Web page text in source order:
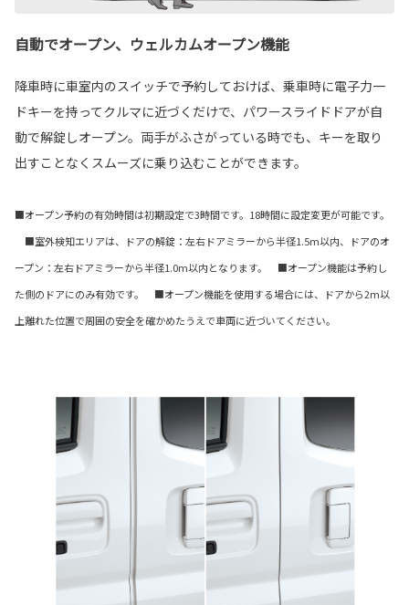
自動でオープン、ウェルカムオープン機能
降車時に車室内のスイッチで予約しておけば、乗車時に電子力一
ドキーを持ってクルマに近づくだけで、パワースライドドアが自
動で解錠しオープン。両手がふさがっている時でも、キーを取り
出すことなくスムーズに乗り込むことができます。
■オープン予約の有効時間は初期設定で3時間です。18時間に設定変更が可能です。
■室外検知エリアは、ドアの解錠：左右ドアミラーから半径1.5m以内、ドアのオ
ープン：左右ドアミラーから半径1.0m以内となります。 ■オープン機能は予約し
た側のドアにのみ有効です。 ■オープン機能を使用する場合には、ドアから2m以
上離れた位置で周囲の安全を確かめたうえで車両に近づいてください。